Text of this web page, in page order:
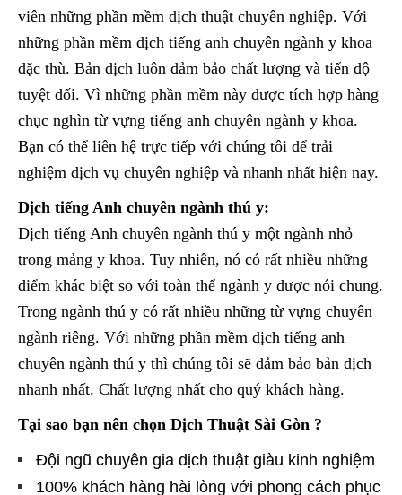
viên những phần mềm dịch thuật chuyên nghiệp. Với
những phần mềm dịch tiếng anh chuyên ngành y khoa
đặc thù. Bản dịch luôn đảm bảo chất lượng và tiến độ
tuyệt đối. Vì những phần mềm này được tích hợp hàng
chục nghìn từ vựng tiếng anh chuyên ngành y khoa.
Bạn có thể liên hệ trực tiếp với chúng tôi để trải
nghiệm dịch vụ chuyên nghiệp và nhanh nhất hiện nay.
Dịch tiếng Anh chuyên ngành thú y:
Dịch tiếng Anh chuyên ngành thú y một ngành nhỏ
trong mảng y khoa. Tuy nhiên, nó có rất nhiều những
điểm khác biệt so với toàn thể ngành y dược nói chung.
Trong ngành thú y có rất nhiều những từ vựng chuyên
ngành riêng. Với những phần mềm dịch tiếng anh
chuyên ngành thú y thì chúng tôi sẽ đảm bảo bản dịch
nhanh nhất. Chất lượng nhất cho quý khách hàng.
Tại sao bạn nên chọn Dịch Thuật Sài Gòn ?
Đội ngũ chuyên gia dịch thuật giàu kinh nghiệm
100% khách hàng hài lòng với phong cách phục